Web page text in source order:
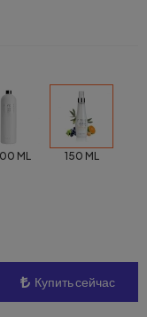
ML 150 ML
Купить сейчас